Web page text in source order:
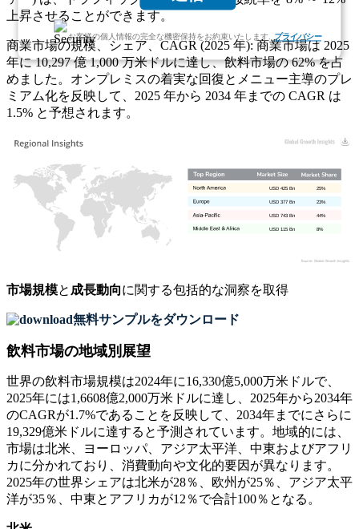
お客様の個人情報の完全な機密保持をお約束いたします. プライバシー
上昇させることができます。
商業市場の規模、シェア、CAGR (2025 年): 商業市場は 2025
年に 10,297 億 1,000 万米ドルに達し、飲料市場の 62% を占
めました。オンプレミスの着実な回復とメニュー主導のプレ
ミアム化を反映して、2025 年から 2034 年までの CAGR は
1.5% と予想されます。
8%
USD 115 Bn
44%
USD 743 Bn
23%
USD 377 Bn
25%
USD 425 Bn
市場規模と 成長動向に関する包括的な洞察を取得
無料サンプルをダウンロード
飲料市場の地域別展望
世界の飲料市場規模は2024年に16,330億5,000万米ドルで、
2025年には1,6608億2,000万米ドルに達し、2025年から2034年
のCAGRが1.7%であることを反映して、2034年までにさらに
19,329億米ドルに達すると予測されています。地域的には、
市場は北米、ヨーロッパ、アジア太平洋、中東およびアフリ
カに分かれており、消費動向や文化的要因が異なります。
2025年の世界シェアは北米が28％、欧州が25％、アジア太平
洋が35％、中東とアフリカが12％で合計100％となる。